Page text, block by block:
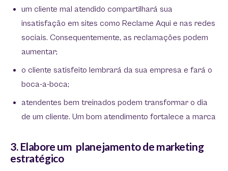
um cliente mal atendido compartilhará sua
insatisfação em sites como Reclame Aqui e nas redes
sociais. Consequentemente, as reclamações podem
aumentar;
o cliente satisfeito lembrará da sua empresa e fará o
boca-a-boca;
atendentes bem treinados podem transformar o dia
de um cliente. Um bom atendimento fortalece a marca
3. Elabore um planejamento de marketing
estratégico